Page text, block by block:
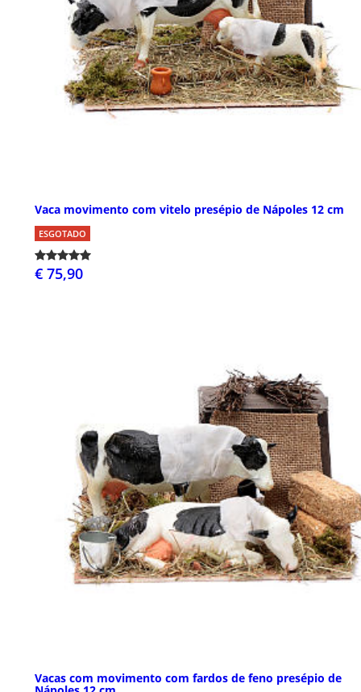
Vaca movimento com vitelo presépio de Nápoles 12 cm
ESGOTADO
€ 75,90
Vacas com movimento com fardos de feno presépio de